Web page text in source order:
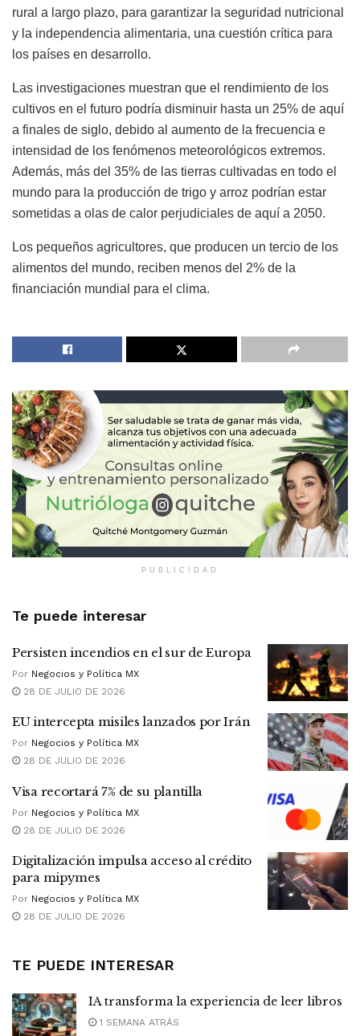
rural a largo plazo, para garantizar la seguridad nutricional
y la independencia alimentaria, una cuestión crítica para
los países en desarrollo.
Las investigaciones muestran que el rendimiento de los
cultivos en el futuro podría disminuir hasta un 25% de aquí
a finales de siglo, debido al aumento de la frecuencia e
intensidad de los fenómenos meteorológicos extremos.
Además, más del 35% de las tierras cultivadas en todo el
mundo para la producción de trigo y arroz podrían estar
sometidas a olas de calor perjudiciales de aquí a 2050.
Los pequeños agricultores, que producen un tercio de los
alimentos del mundo, reciben menos del 2% de la
financiación mundial para el clima.
PUBLICIDAD
Te puede interesar
Persisten incendios en el sur de Europa
Por Negocios y Política MX
28 DE JULIO DE 2026
EU intercepta misiles lanzados por Irán
Por Negocios y Política MX
28 DE JULIO DE 2026
Visa recortará 7% de su plantilla
Por Negocios y Política MX
28 DE JULIO DE 2026
Digitalización impulsa acceso al crédito
para mipymes
Por Negocios y Política MX
28 DE JULIO DE 2026
TE PUEDE INTERESAR
IA transforma la experiencia de leer libros
1 SEMANA ATRÁS